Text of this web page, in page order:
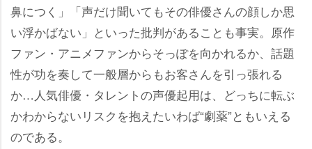
鼻につく」「声だけ聞いてもその俳優さんの顔しか思
い浮かばない」といった批判があることも事実。原作
ファン・アニメファンからそっぽを向かれるか、話題
性が功を奏して一般層からもお客さんを引っ張れる
か…人気俳優・タレントの声優起用は、どっちに転ぶ
かわからないリスクを抱えたいわば“劇薬”ともいえる
のである。